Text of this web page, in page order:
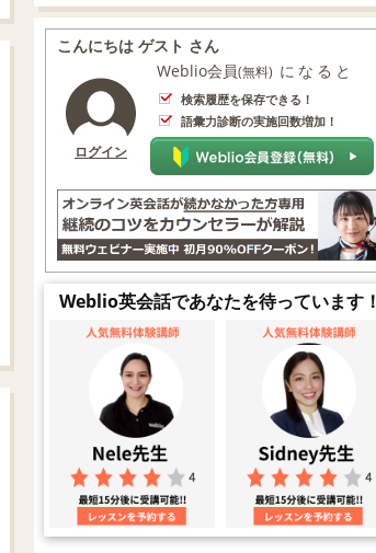
こんにちは ゲスト さん
ログイン
Weblio会員(無料) になると
検索履歴を保存できる！
語彙力診断の実施回数増加！
Weblio英会話であなたを待っています！